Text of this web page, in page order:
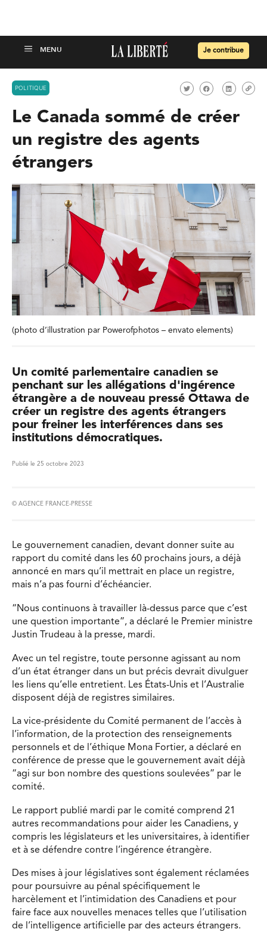
Je contribue
POLITIQUE
Le Canada sommé de créer
un registre des agents
étrangers
(photo d’illustration par Powerofphotos – envato elements)
Un comité parlementaire canadien se
penchant sur les allégations d'ingérence
étrangère a de nouveau pressé Ottawa de
créer un registre des agents étrangers
pour freiner les interférences dans ses
institutions démocratiques.
Publié le 25 octobre 2023
© AGENCE FRANCE-PRESSE
Le gouvernement canadien, devant donner suite au
rapport du comité dans les 60 prochains jours, a déjà
annoncé en mars qu’il mettrait en place un registre,
mais n’a pas fourni d’échéancier.
“Nous continuons à travailler là-dessus parce que c’est
une question importante”, a déclaré le Premier ministre
Justin Trudeau à la presse, mardi.
Avec un tel registre, toute personne agissant au nom
d’un état étranger dans un but précis devrait divulguer
les liens qu’elle entretient. Les États-Unis et l’Australie
disposent déjà de registres similaires.
La vice-présidente du Comité permanent de l’accès à
l’information, de la protection des renseignements
personnels et de l’éthique Mona Fortier, a déclaré en
conférence de presse que le gouvernement avait déjà
“agi sur bon nombre des questions soulevées” par le
comité.
Le rapport publié mardi par le comité comprend 21
autres recommandations pour aider les Canadiens, y
compris les législateurs et les universitaires, à identifier
et à se défendre contre l’ingérence étrangère.
Des mises à jour législatives sont également réclamées
pour poursuivre au pénal spécifiquement le
harcèlement et l’intimidation des Canadiens et pour
faire face aux nouvelles menaces telles que l’utilisation
de l’intelligence artificielle par des acteurs étrangers.